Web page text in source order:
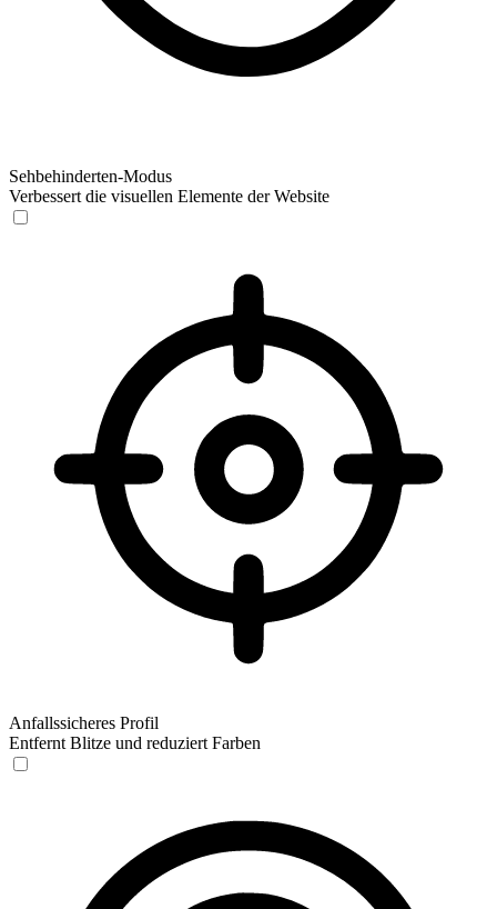
Sehbehinderten-Modus
Verbessert die visuellen Elemente der Website
Anfallssicheres Profil
Entfernt Blitze und reduziert Farben